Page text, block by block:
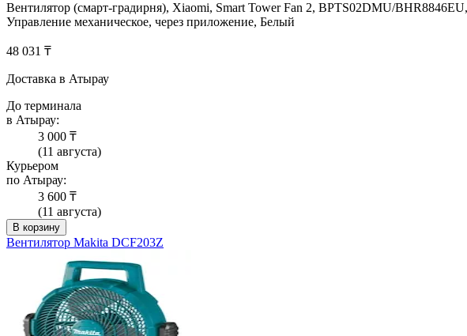
Вентилятор (смарт-градирня), Xiaomi, Smart Tower Fan 2, BPTS02DMU/
Управление механическое, через приложение, Белый
48 031 ₸
Доставка в Атырау
До терминала
в Атырау:
3 000 ₸
(11 августа)
Курьером
по Атырау:
3 600 ₸
(11 августа)
В корзину
Вентилятор Makita DCF203Z